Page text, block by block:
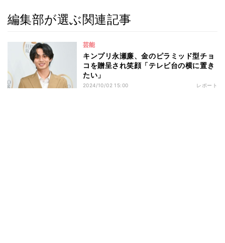
編集部が選ぶ関連記事
芸能
キンプリ永瀬廉、金のピラミッド型チョ
コを贈呈され笑顔「テレビ台の横に置き
たい」
2024/10/02 15:00 レポート